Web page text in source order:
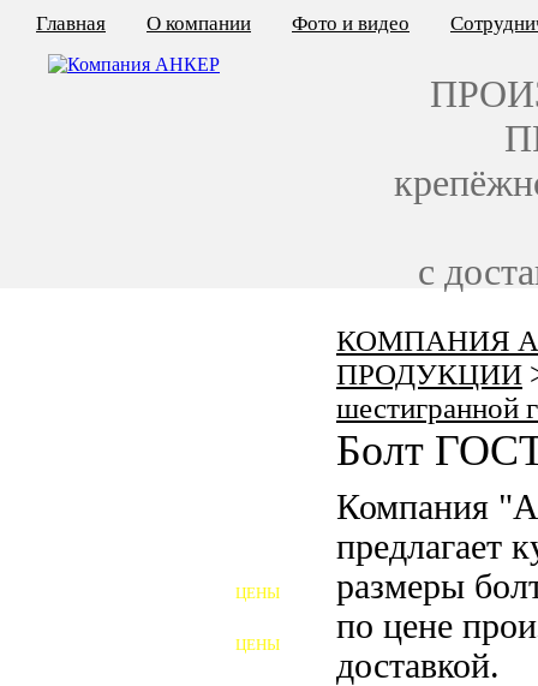
КОМПАНИЯ
ПРОДУКЦИИ
шестигранной
Болт
Компания
предлагает
размеры
по цене
доставкой.
ЦЕНЫ
ЦЕНЫ
ШАЙБЫ ФУНДАМЕНТНЫЕ
Главная О компании Фото и видео
с